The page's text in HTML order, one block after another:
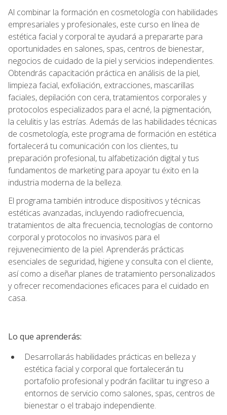
Al combinar la formación en cosmetología con habilidades
empresariales y profesionales, este curso en línea de
estética facial y corporal te ayudará a prepararte para
oportunidades en salones, spas, centros de bienestar,
negocios de cuidado de la piel y servicios independientes.
Obtendrás capacitación práctica en análisis de la piel,
limpieza facial, exfoliación, extracciones, mascarillas
faciales, depilación con cera, tratamientos corporales y
protocolos especializados para el acné, la pigmentación,
la celulitis y las estrías. Además de las habilidades técnicas
de cosmetología, este programa de formación en estética
fortalecerá tu comunicación con los clientes, tu
preparación profesional, tu alfabetización digital y tus
fundamentos de marketing para apoyar tu éxito en la
industria moderna de la belleza.
El programa también introduce dispositivos y técnicas
estéticas avanzadas, incluyendo radiofrecuencia,
tratamientos de alta frecuencia, tecnologías de contorno
corporal y protocolos no invasivos para el
rejuvenecimiento de la piel. Aprenderás prácticas
esenciales de seguridad, higiene y consulta con el cliente,
así como a diseñar planes de tratamiento personalizados
y ofrecer recomendaciones eficaces para el cuidado en
casa.
Lo que aprenderás:
Desarrollarás habilidades prácticas en belleza y
estética facial y corporal que fortalecerán tu
portafolio profesional y podrán facilitar tu ingreso a
entornos de servicio como salones, spas, centros de
bienestar o el trabajo independiente.